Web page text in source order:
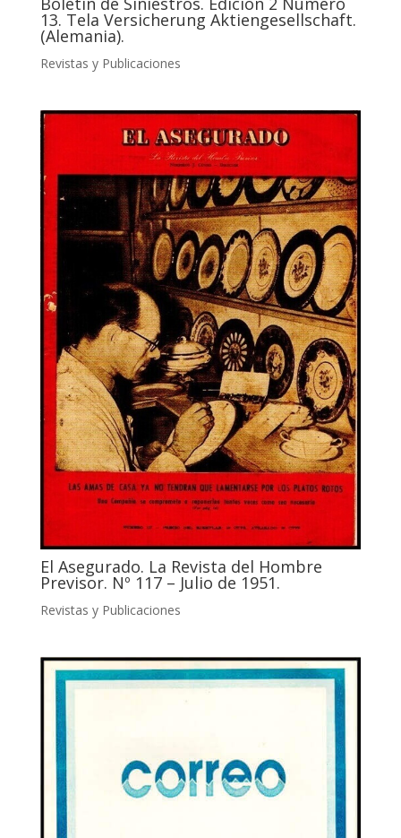
13. Tela Versicherung Aktiengesellschaft.
(Alemania).
Revistas y Publicaciones
El Asegurado. La Revista del Hombre
Previsor. Nº 117 – Julio de 1951.
Revistas y Publicaciones